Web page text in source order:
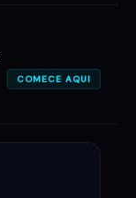
COMECE AQUI